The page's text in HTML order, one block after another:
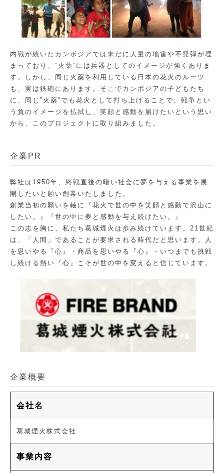
内戦が続いたカンボジアでは未だに大量の地雷や不発弾が埋
まっており、”火薬”には兵器としてのイメージが強くありま
す。しかし、同じ火薬を利用している日本の花火のルーツ
も、実は鉄砲にあります。そこでカンボジアの子どもたち
に、同じ”火薬”でも花火として打ち上げることで、戦争とい
う負のイメージを払拭し、笑顔と感動を届けたいという思い
から、このプロジェクトに取り組みました。
企業PR
弊社は1950年、終戦直後の暗い社会に夢を与える事業を展
開したいと願い創業いたしました。
創業当初の願いを軸に『花火で世の中を笑顔と感動で沢山に
したい。』『世の中に夢と感動を与え続けたい。』
この志を胸に、私たち葛城煙火は歩み続けています。21世紀
は、「人間」であることが要求される時代だと思います。人
を思いやる『心』・商品を思いやる『心』・いつまでも挑戦
し続ける熱い『心』こそが世の中を変えると信じています。
企業概要
会社名
葛城煙火株式会社
事業内容